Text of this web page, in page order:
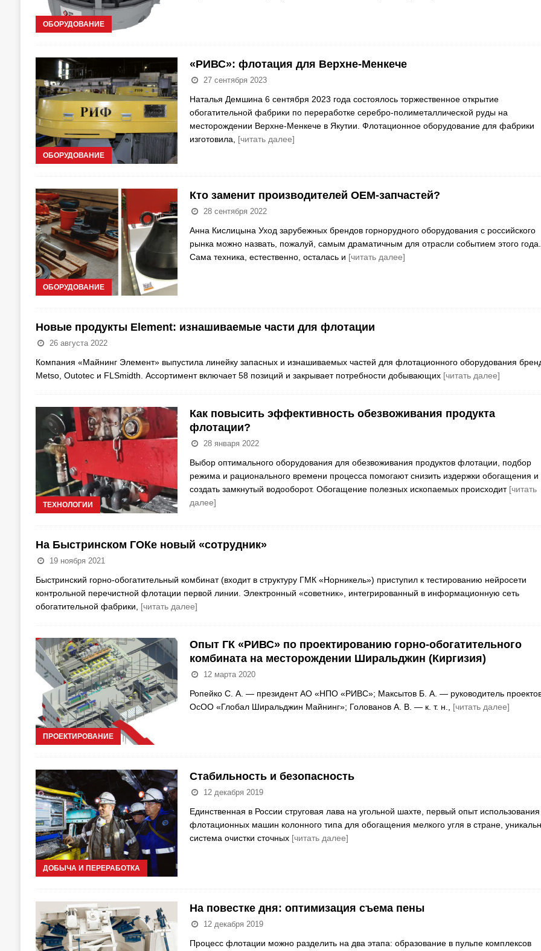
ОБОРУДОВАНИЕ
ОБОРУДОВАНИЕ
«РИВС»: флотация для Верхне-Менкече
27 сентября 2023
Наталья Демшина 6 сентября 2023 года состоялось торжественное открытие
обогатительной фабрики по переработке серебро-полиметаллической руды на
месторождении Верхне-Менкече в Якутии. Флотационное оборудование для фабрики
изготовила, [читать далее]
ОБОРУДОВАНИЕ
Кто заменит производителей OEM-запчастей?
28 сентября 2022
Анна Кислицына Уход зарубежных брендов горнорудного оборудования с российского
рынка можно назвать, пожалуй, самым драматичным для отрасли событием этого года.
Сама техника, естественно, осталась и [читать далее]
Новые продукты Element: изнашиваемые части для флотации
26 августа 2022
Компания «Майнинг Элемент» выпустила линейку запасных и изнашиваемых частей для флотационного оборудования
Metso, Outotec и FLSmidth. Ассортимент включает 58 позиций и закрывает потребности добывающих [читать далее]
ТЕХНОЛОГИИ
Как повысить эффективность обезвоживания продукта
флотации?
28 января 2022
Выбор оптимального оборудования для обезвоживания продуктов флотации, подбор
режима и рационального времени процесса помогают снизить издержки обогащения и
создать замкнутый водооборот. Обогащение полезных ископаемых происходит [читать
далее]
На Быстринском ГОКе новый «сотрудник»
19 ноября 2021
Быстринский горно-обогатительный комбинат (входит в структуру ГМК «Норникель») приступил к тестированию нейросети
контрольной перечистной флотации первой линии. Электронный «советник», интегрированный в информационную сеть
обогатительной фабрики, [читать далее]
ПРОЕКТИРОВАНИЕ
Опыт ГК «РИВС» по проектированию горно-обогатительного
комбината на месторождении Ширальджин (Киргизия)
12 марта 2020
Ропейко С. А. — президент АО «НПО «РИВС»; Максытов Б. А. — руководитель
ОсОО «Глобал Ширальджин Майнинг»; Голованов А. В. — к. т. н., [читать далее]
ДОБЫЧА И ПЕРЕРАБОТКА
Стабильность и безопасность
12 декабря 2019
Единственная в России струговая лава на угольной шахте, первый опыт использования
флотационных машин колонного типа для обогащения мелкого угля в стране,
система очистки сточных [читать далее]
На повестке дня: оптимизация съема пены
12 декабря 2019
Процесс флотации можно разделить на два этапа: образование в пульпе комплексов